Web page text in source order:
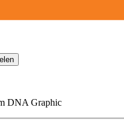
DNA Graphic